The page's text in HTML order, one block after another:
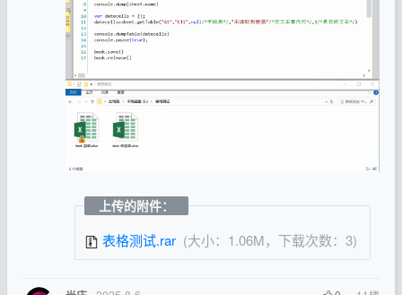
上传的附件：
表格测试.rar (大小：1.06M，下载次数：3)